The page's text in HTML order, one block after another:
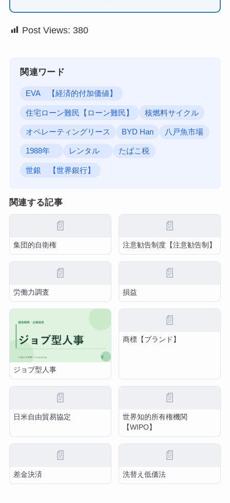
Post Views: 380
関連ワード
EVA 【経済的付加価値】
住宅ローン難民【ローン難民】 核燃料サイクル
オペレーティングリース BYD Han 八戸魚市場
1988年 レンタル たばこ税
世銀 【世界銀行】
関連する記事
📄
集団的自衛権
📄
注意勧告制度【注意勧告制】
📄
労働力調査
📄
損益
ジョブ型人事
📄
商標【ブランド】
📄
日米自由貿易協定
📄
世界知的所有権機関
【WIPO】
📄
差金決済
📄
洗替え低価法